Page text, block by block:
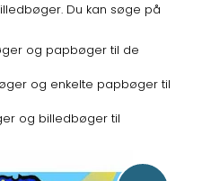
Du kan søge på
og papbøger til de
og enkelte papbøger til
og billedbøger til